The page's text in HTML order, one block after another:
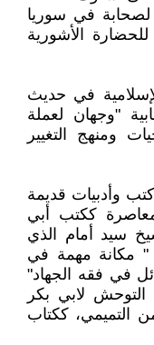
لصحابة في سوريا
الأشورية
في حديث
"وجهان لعملة
ومنهج التغيير
وأدبيات قديمة
ككتب أبي
سيد أمام الذي
" مكانة مهمة في
في فقه الجهاد"
التوحش لابي بكر
التميمي، ككتاب